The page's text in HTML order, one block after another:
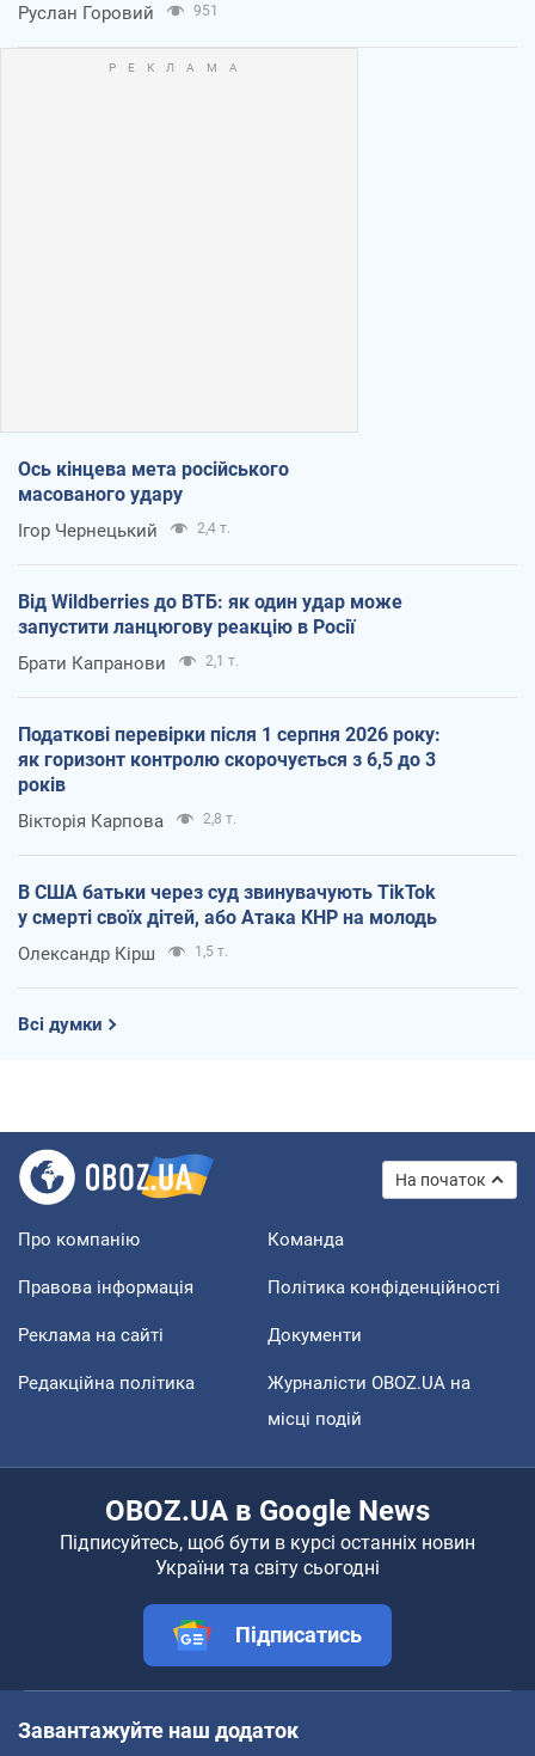
Руслан Горовий 951
Ось кінцева мета російського
масованого удару
Ігор Чернецький 2,4 т.
Від Wildberries до ВТБ: як один удар може
запустити ланцюгову реакцію в Росії
Брати Капранови 2,1 т.
Податкові перевірки після 1 серпня 2026 року:
як горизонт контролю скорочується з 6,5 до 3
років
Вікторія Карпова 2,8 т.
В США батьки через суд звинувачують TikTok
у смерті своїх дітей, або Атака КНР на молодь
Олександр Кірш 1,5 т.
Всі думки
На початок
Про компанію Команда
Правова інформація Політика конфіденційності
Реклама на сайті Документи
Редакційна політика
Журналісти OBOZ.UA на
місці подій
OBOZ.UA в Google News
Підписуйтесь, щоб бути в курсі останніх новин
України та світу сьогодні
Підписатись
Завантажуйте наш додаток